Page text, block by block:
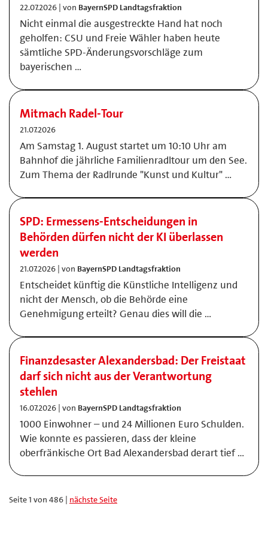
22.07.2026 | von BayernSPD Landtagsfraktion
Nicht einmal die ausgestreckte Hand hat noch
geholfen: CSU und Freie Wähler haben heute
sämtliche SPD-Änderungsvorschläge zum
bayerischen …
Mitmach Radel-Tour
21.07.2026
Am Samstag 1. August startet um 10:10 Uhr am
Bahnhof die jährliche Familienradltour um den See.
Zum Thema der Radlrunde "Kunst und Kultur" …
SPD: Ermessens-Entscheidungen in
Behörden dürfen nicht der KI überlassen
werden
21.07.2026 | von BayernSPD Landtagsfraktion
Entscheidet künftig die Künstliche Intelligenz und
nicht der Mensch, ob die Behörde eine
Genehmigung erteilt? Genau dies will die …
Finanzdesaster Alexandersbad: Der Freistaat
darf sich nicht aus der Verantwortung
stehlen
16.07.2026 | von BayernSPD Landtagsfraktion
1000 Einwohner – und 24 Millionen Euro Schulden.
Wie konnte es passieren, dass der kleine
oberfränkische Ort Bad Alexandersbad derart tief …
Seite 1 von 486 | nächste Seite